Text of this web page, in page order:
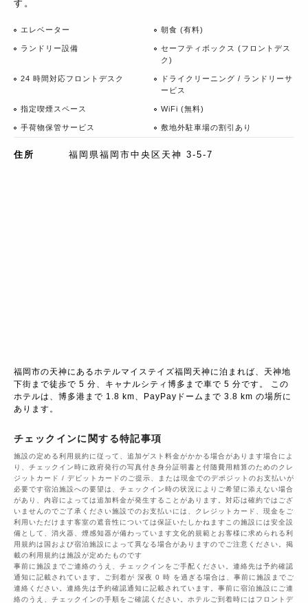
す。
エレベーター 朝食 (有料)
ランドリー設備
セーフティボックス (フロントデス
ク)
24 時間対応フロントデスク
ドライクリーニング / ランドリーサ
ービス
指定喫煙スペース WiFi (無料)
手荷物保管サービス 敷地外駐車場の割引あり
住所 福岡県福岡市中央区天神 3-5-7
福岡市の天神にあるホテルマイステイズ福岡天神に泊まれば、天神地
下街まで徒歩で 5 分、キャナルシティ博多まで車で 5 分です。 この
ホテルは、博多港まで 1.8 km、PayPayドームまで 3.8 km の場所に
あります。
チェックインに関する特記事項
施設の定める利用規約に従って、追加ゲスト料金がかかる場合があります場合によ
り、チェックイン時に政府発行の写真付き身分証明書と付随費用精算のためのクレ
ジットカード / デビットカードのご提示、または現金でのデポジットのお支払いが
必要です宿泊施設への要望は、チェックイン時の状況によりご希望に添えない場合
があり、内容によっては追加料金が発生することがあります。対応は確約ではござ
いませんのでご了承ください施設でのお支払いには、クレジットカード、現金をご
利用いただけます客室の遮音性については保証いたしかねますこの施設には安全設
備として、消火器、煙感知器が備わっています文化的規範とお客様に求められる利
用規約は国および宿泊施設によって異なる場合がありますのでご注意ください。掲
載の利用規約は施設が定めたものです
事前に施設までご連絡のうえ、チェックインをご手配ください。連絡先は予約確認
通知に記載されています。ご到着が 深夜 0 時 を過ぎる場合は、事前に施設までご
連絡ください。連絡先は予約確認通知に記載されています。事前に宿泊施設にご連
絡のうえ、チェックインの手順をご確認ください。ホテルご到着時にはフロントデ